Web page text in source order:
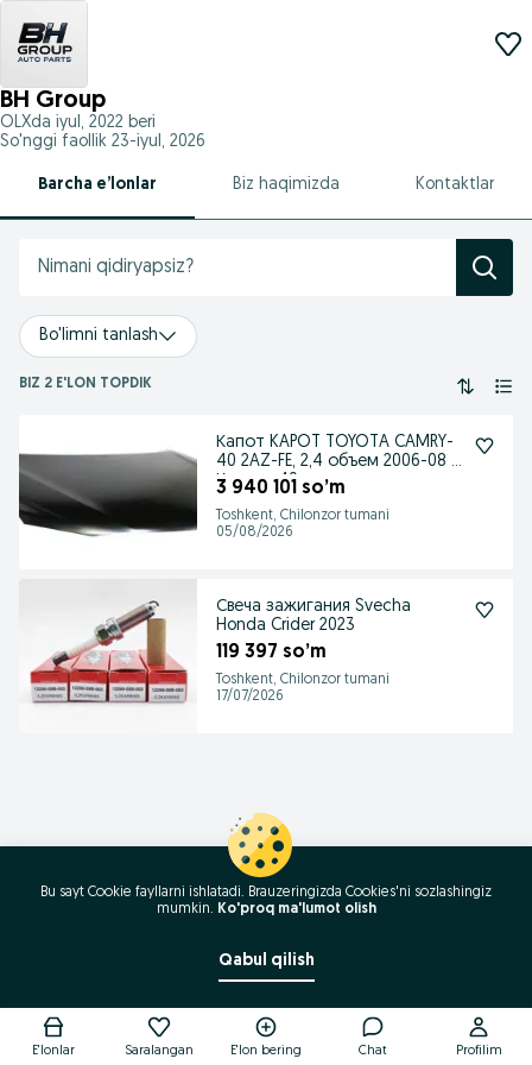
BH Group
OLXda iyul, 2022 beri
So'nggi faollik 23-iyul, 2026
Barcha e’lonlar Biz haqimizda Kontaktlar
Bo'limni tanlash
BIZ 2 E'LON TOPDIK
Капот KAPOT TOYOTA CAMRY-
40 2AZ-FE, 2,4 объем 2006-08 г
Камри -40
3 940 101 so’m
Toshkent, Chilonzor tumani
05/08/2026
Свеча зажигания Svecha
Honda Crider 2023
119 397 so’m
Toshkent, Chilonzor tumani
17/07/2026
Qo'ng'iroq / SMS
E'lonlar Saralangan E'lon bering Chat Profilim
Bu sayt Cookie fayllarni ishlatadi. Brauzeringizda Cookies'ni sozlashingiz
mumkin. Ko'proq ma'lumot olish
Qabul qilish